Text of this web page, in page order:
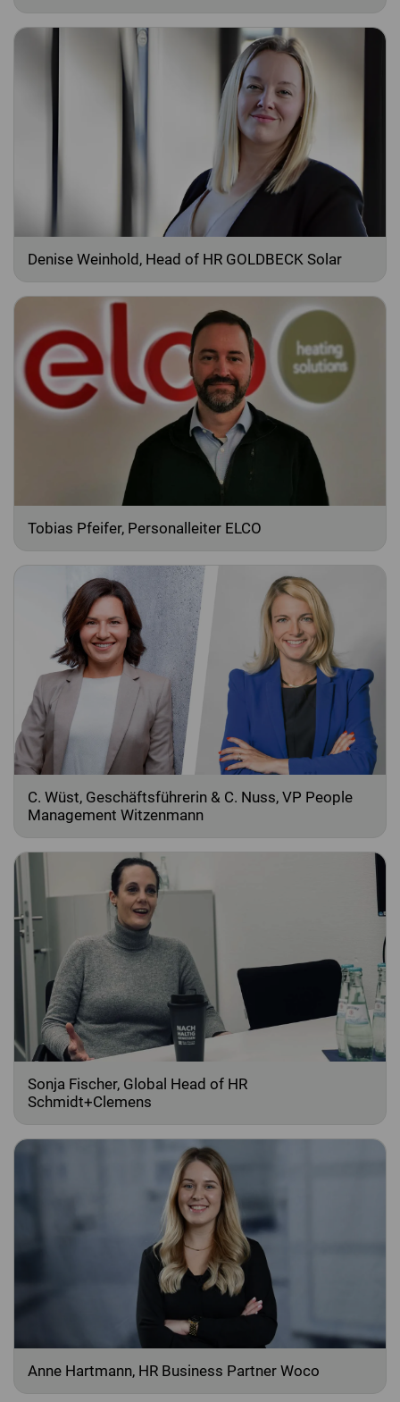
Denise Weinhold, Head of HR GOLDBECK Solar
Tobias Pfeifer, Personalleiter ELCO
C. Wüst, Geschäftsführerin & C. Nuss, VP People
Management Witzenmann
Sonja Fischer, Global Head of HR
Schmidt+Clemens
Anne Hartmann, HR Business Partner Woco